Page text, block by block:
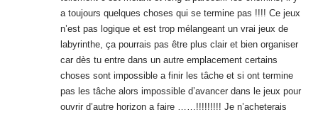
a toujours quelques choses qui se termine pas !!!! Ce jeux
n’est pas logique et est trop mélangeant un vrai jeux de
labyrinthe, ça pourrais pas être plus clair et bien organiser
car dès tu entre dans un autre emplacement certains
choses sont impossible a finir les tâche et si ont termine
pas les tâche alors impossible d’avancer dans le jeux pour
ouvrir d’autre horizon a faire ……!!!!!!!!! Je n’acheterais